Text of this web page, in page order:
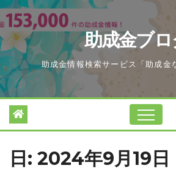
Skip
to
content
助成金ブ
助成金情報検索サービス「助成金
日: 2024年9月19日